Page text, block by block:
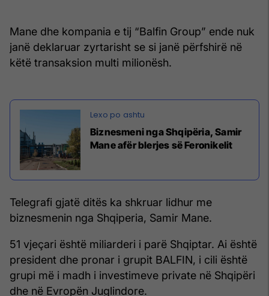
Mane dhe kompania e tij “Balfin Group” ende nuk
janë deklaruar zyrtarisht se si janë përfshirë në
këtë transaksion multi milionësh.
Biznesmeni nga Shqipëria, Samir
Mane afër blerjes së Feronikelit
Telegrafi gjatë ditës ka shkruar lidhur me
biznesmenin nga Shqiperia, Samir Mane.
51 vjeçari është miliarderi i parë Shqiptar. Ai është
president dhe pronar i grupit BALFIN, i cili është
grupi më i madh i investimeve private në Shqipëri
dhe në Evropën Juglindore.